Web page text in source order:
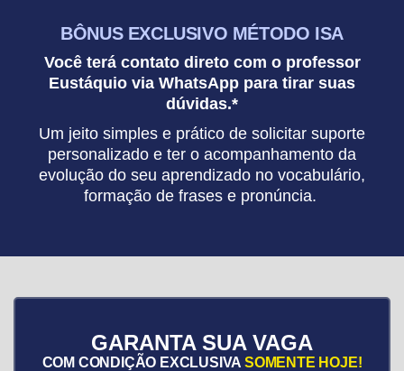
BÔNUS EXCLUSIVO MÉTODO ISA
Você terá contato direto com o professor
Eustáquio via WhatsApp para tirar suas
dúvidas.*
Um jeito simples e prático de solicitar suporte
personalizado e ter o acompanhamento da
evolução do seu aprendizado no vocabulário,
formação de frases e pronúncia.
GARANTA SUA VAGA
COM CONDIÇÃO EXCLUSIVA SOMENTE HOJE!